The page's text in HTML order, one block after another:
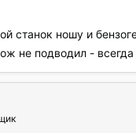
станок ношу и
не подводил - всегда